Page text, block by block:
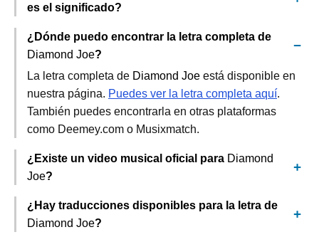
es el significado?
¿Dónde puedo encontrar la letra completa de
Diamond Joe?
La letra completa de Diamond Joe está disponible en
nuestra página. Puedes ver la letra completa aquí.
También puedes encontrarla en otras plataformas
como Deemey.com o Musixmatch.
¿Existe un video musical oficial para Diamond
Joe?
¿Hay traducciones disponibles para la letra de
Diamond Joe?